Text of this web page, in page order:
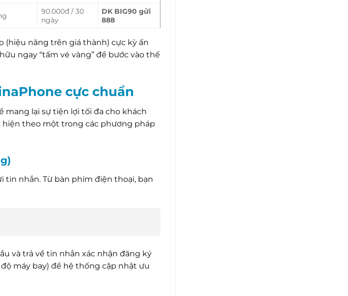
90.000đ / 30
ngày
DK BIG90 gửi
888
(hiệu năng trên giá thành) cực kỳ ấn
ngay “tấm vé vàng” để bước vào thế
cực chuẩn
mang lại sự tiện lợi tối đa cho khách
hiện theo một trong các phương pháp
tin nhắn. Từ bàn phím điện thoại, bạn
và trả về tin nhắn xác nhận đăng ký
máy bay) để hệ thống cập nhật ưu